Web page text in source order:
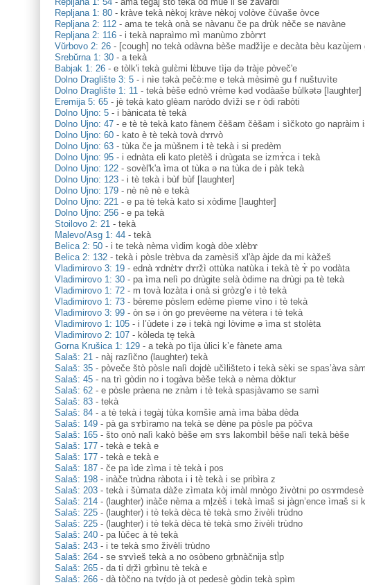
Repljana 1: 80 - kràve tekà nèkoj kràve nèkoj volòve čùvaše òvce
Repljana 2: 112 - ama te tekà onà se nàvanu če pa drùk nèče se navàne
Repljana 2: 116 - i tekà napraìmo mì manùmo zbòrɤt
Vŭrbovo 2: 26 - [cough] no tekà odàvna bèše madžìje e decàta bèu kazùjem
Srebŭrna 1: 30 - a tekà
Babjak 1: 26 - e tòlk'i tekà gulɛ̀mi lɛ̀buve tìjə də tràje pòveč'e
Dolno Draglište 3: 5 - i nìe təkà pečè:me e tekà mèsimè gu f nuštuvìte
Dolno Draglište 1: 11 - tekà bèše ednò vrème kəd vodàaše bùlkətə [laughter]
Eremija 5: 65 - jè tekà kato glèam naròdo dvìži se r òdi rabòti
Dolno Ujno: 5 - i bànicata tè tekà
Dolno Ujno: 47 - e tè tè tekà kato fànem čèšam čèšam i sìčkoto go napràim
Dolno Ujno: 60 - kato è tè tekà tovà dɤrvò
Dolno Ujno: 63 - tùka če ja mùšnem i tè tekà i si predèm
Dolno Ujno: 95 - i ednàta eli kato pletèš i drùgata se izmɤ̀ca i tekà
Dolno Ujno: 122 - sovèl'k'a ìma ot tùka ə na tùka de i pàk tekà
Dolno Ujno: 123 - i tè tekà i bùf bùf [laughter]
Dolno Ujno: 179 - nè nè nè e tekà
Dolno Ujno: 221 - e pa tè tekà kato si xòdime [laughter]
Dolno Ujno: 256 - e pa tekà
Stoilovo 2: 21 - tekà
Malevo/Asg 1: 44 - tekà
Belica 2: 50 - i te tekà nèma vìdim kogà dòe xlèbɤ
Belica 2: 132 - tekà i pòsle trèbva da zamèsiš xl'àp àjde da mi kàžeš
Vladimirovo 3: 19 - ednà ɤdnɛ̀tɤ dɤržì ottùka natùka i tekà tè ɤ̀ po vodàta
Vladimirovo 1: 30 - pa ìma nelì po drùgite selà òdime na drùgi pa tè tekà
Vladimirovo 1: 72 - m tovà lozàta i onà si gròzg’e i tè tekà
Vladimirovo 1: 73 - bèreme pòslem edème pìeme vìno i tè tekà
Vladimirovo 3: 99 - òn sə i òn go prevèeme na vètera i tè tekà
Vladimirovo 1: 105 - i l’ùdete i zə i tekà ngi lòvime ə ìma st stolèta
Vladimirovo 2: 107 - kòleda te̥ tekà
Gorna Krušica 1: 129 - a tekà po tìja ùlici k’e fànete ama
Salaš: 21 - nàj razlìčno (laughter) tekà
Salaš: 35 - pòveče štò pòsle nalì dojdè učìlišteto i tekà sèki se spas’àva sàm
Salaš: 45 - na trì gòdin no i togàva bèše tekà ə nèma dòktur
Salaš: 62 - e pòsle pràena ne znàm i tè tekà spasjàvamo se samì
Salaš: 83 - tekà
Salaš: 84 - a tè tekà i tegàj tùka komšìe amà ìma bàba dèda
Salaš: 149 - pà ga sɤbìramo na tekà se dène pa pòsle pa pòčva
Salaš: 165 - što onò nalì kakò bèše əm sɤs lakombìl bèše nalì tekà bèše
Salaš: 177 - tekà e tekà e
Salaš: 177 - tekà e tekà e
Salaš: 187 - če pa ìde zìma i tè tekà i pos
Salaš: 198 - inàče trùdna ràbota i i tè tekà i se pribìra z
Salaš: 203 - tekà i šùmata dàže zìmata kòj imàl mnògo živòtni po
Salaš: 214 - (laughter) inàče nèma a mḷzèš i tekà ìmaš si jàgn’ence ìmaš si
Salaš: 225 - (laughter) i tè tekà dèca tè tekà smo živèli trùdno
Salaš: 225 - (laughter) i tè tekà dèca tè tekà smo živèli trùdno
Salaš: 240 - pa lùčec à tè tekà
Salaš: 243 - i te tekà smo živèli trùdno
Salaš: 264 - se sɤvìeš tekà a no osòbeno gṛbnàčnija stḷ̀p
Salaš: 265 - da ti dṛžì gṛbìnu tè tekà e
Salaš: 266 - dà tòčno na tvṛ̀do jà ot pedesè gòdin tekà spìm